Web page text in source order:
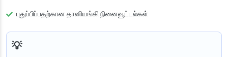
புதுப்பிப்பதற்கான தானியங்கி நினைவூட்டல்கள்